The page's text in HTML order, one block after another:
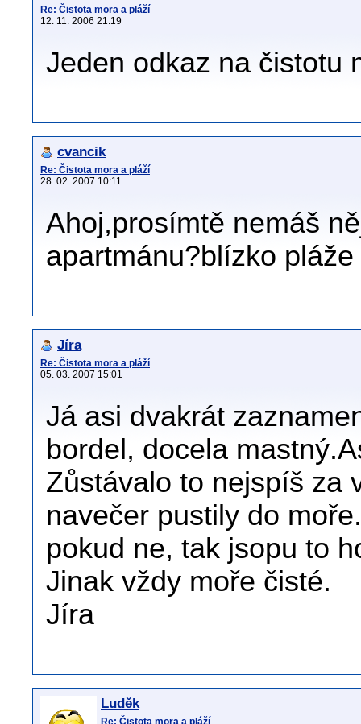
Re: Čistota mora a pláží
12. 11. 2006 21:19
Jeden odkaz na čistotu
cvancik
Re: Čistota mora a pláží
28. 02. 2007 10:11
Ahoj,prosímtě nemáš
apartmánu?blízko
Jíra
Re: Čistota mora a pláží
05. 03. 2007 15:01
Já asi dvakrát
bordel, docela
Zůstávalo to nejspíš za
navečer pustily do
pokud ne, tak jsopu to
Jinak vždy moře čisté.
Jíra
Luděk
Re: Čistota mora a pláží